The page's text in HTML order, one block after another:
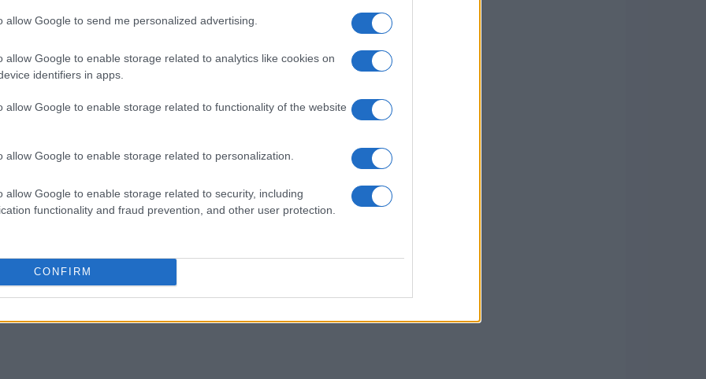
allow Google to send me personalized advertising.
allow Google to enable storage related to analytics like cookies on
identifiers in apps.
allow Google to enable storage related to functionality of the website
allow Google to enable storage related to personalization.
allow Google to enable storage related to security, including
functionality and fraud prevention, and other user protection.
CONFIRM
a 235, foi influenciado pela pressão de dentro do
tentou exercer sua influência sobre os
de sua posse, marcada para 20 de janeiro. No
se recusaram a apoiar um pacote que aumentaria
dívida federal. Essa rejeição destacou as fraturas
mais a situação política nos próximos meses